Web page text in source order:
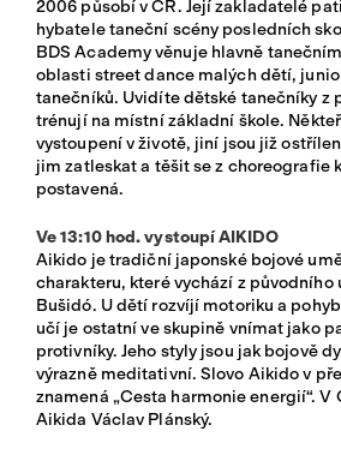
2006 působí v ČR. Její zakladatelé
hybatele taneční scény posledních
BDS Academy věnuje hlavně
oblasti street dance malých dětí,
tanečníků. Uvidíte dětské tanečníky z
trénují na místní základní škole.
vystoupení v životě, jiní jsou již
jim zatleskat a těšit se z choreografie
postavená.
Ve 13:10 hod. vystoupí AIKIDO
Aikido je tradiční japonské bojové
charakteru, které vychází z původního
Bušidó. U dětí rozvíjí motoriku a
učí je ostatní ve skupině vnímat jako
protivníky. Jeho styly jsou jak bojově
výrazně meditativní. Slovo Aikido v
znamená „Cesta harmonie energií“. V
Aikida Václav Plánský.